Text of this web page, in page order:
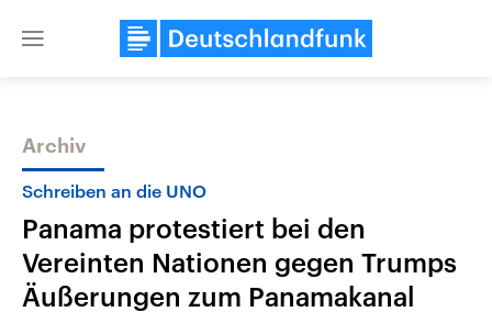
Close
Themen
Archiv
Schreiben an die UNO
Panama protestiert bei den
Vereinten Nationen gegen Trumps
Äußerungen zum Panamakanal